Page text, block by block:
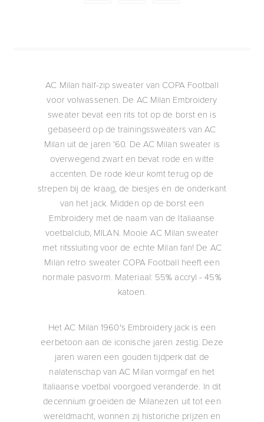
AC Milan half-zip sweater van COPA Football
voor volwassenen. De AC Milan Embroidery
sweater bevat een rits tot op de borst en is
gebaseerd op de trainingssweaters van AC
Milan uit de jaren '60. De AC Milan sweater is
overwegend zwart en bevat rode en witte
accenten. De rode kleur komt terug op de
strepen bij de kraag, de biesjes en de onderkant
van het jack. Midden op de borst een
Embroidery met de naam van de Italiaanse
voetbalclub, MILAN. Mooie AC Milan sweater
met ritssluiting voor de echte Milan fan! De AC
Milan retro sweater COPA Football heeft een
normale pasvorm. Materiaal: 55% accryl - 45%
katoen.
Het AC Milan 1960's Embroidery jack is een
eerbetoon aan de iconische jaren zestig. Deze
jaren waren een gouden tijdperk dat de
nalatenschap van AC Milan vormgaf en het
Italiaanse voetbal voorgoed veranderde. In dit
decennium groeiden de Milanezen uit tot een
wereldmacht, wonnen zij historiche prijzen en